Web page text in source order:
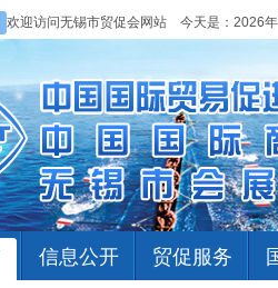
欢迎访问无锡市贸促会网站 今天是： 2026
信息公开 贸促服务